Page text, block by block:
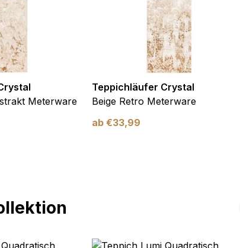
Meterware
Teppichläufer Crystal
Beige Retro Meterware
ab €33,99